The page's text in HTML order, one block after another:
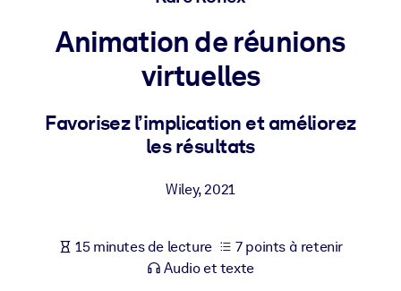
Intégrez des connaissances vérifiées et concises dans votre
LMS/LXP pour de meilleurs résultats d'apprentissage.
Enrichissez votre bibliothèque d'entreprise avec des
Pour les systèmes d’IA
Alimentez vos systèmes d'IA avec des connaissances fiables et
Animation de réunions
virtuelles
Favorisez l’implication et améliorez
les résultats
Wiley,2021
15 minutes de lecture
7 points à retenir
Audio et texte